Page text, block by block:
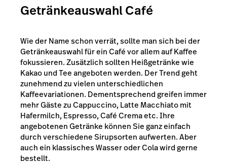
Getränkeauswahl Café
Wie der Name schon verrät, sollte man sich bei der
Getränkeauswahl für ein Café vor allem auf Kaffee
fokussieren. Zusätzlich sollten Heißgetränke wie
Kakao und Tee angeboten werden. Der Trend geht
zunehmend zu vielen unterschiedlichen
Kaffeevariationen. Dementsprechend greifen immer
mehr Gäste zu Cappuccino, Latte Macchiato mit
Hafermilch, Espresso, Café Crema etc. Ihre
angebotenen Getränke können Sie ganz einfach
durch verschiedene Sirupsorten aufwerten. Aber
auch ein klassisches Wasser oder Cola wird gerne
bestellt.